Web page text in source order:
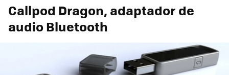
Callpod Dragon, adaptador de
audio Bluetooth